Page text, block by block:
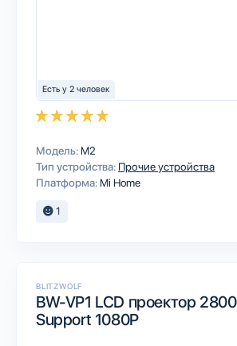
Есть у 2 человек
Модель: M2
Тип устройства: Прочие устройства
Платформа: Mi Home
1
BLITZWOLF
BW-VP1 LCD проектор
Support 1080P